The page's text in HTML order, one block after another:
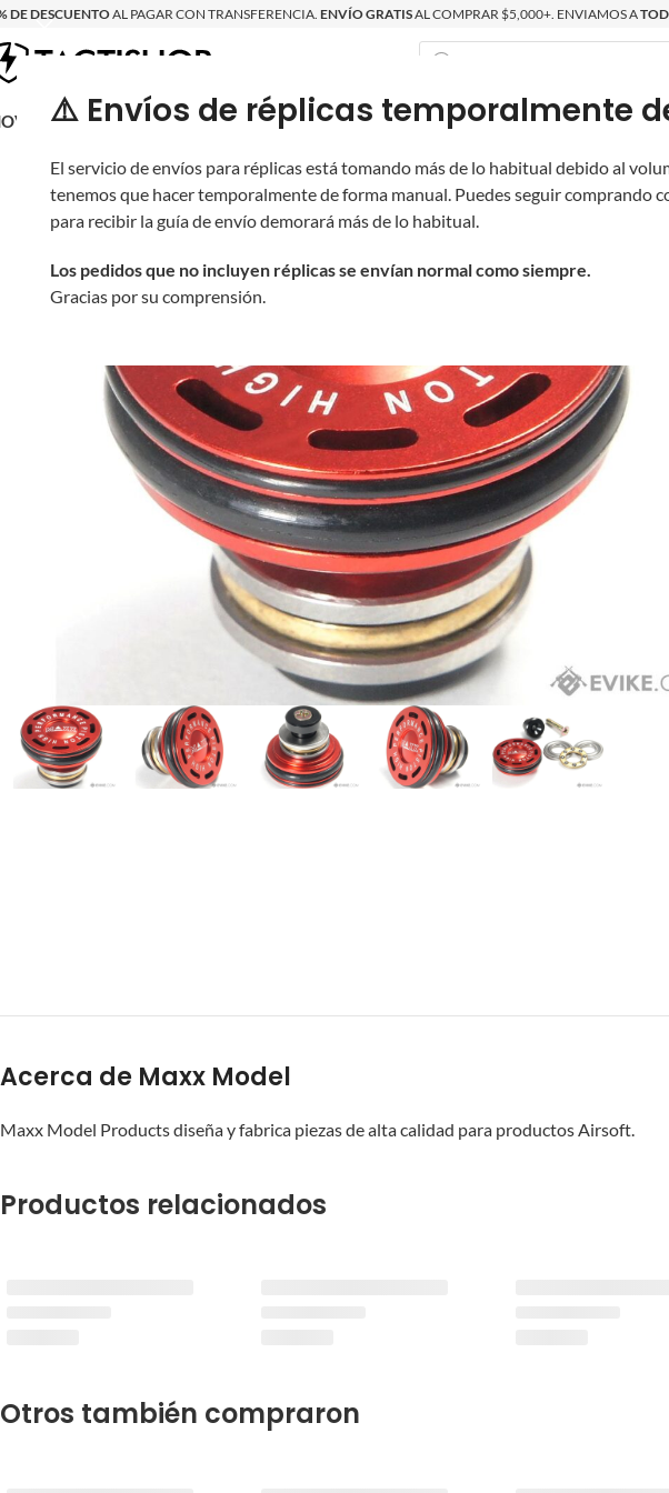
⚠️ Envíos de réplicas temporalmente
El servicio de envíos para réplicas está tomando más de lo habitual debido al
tenemos que hacer temporalmente de forma manual. Puedes seguir comprando
para recibir la guía de envío demorará más de lo habitual.
Los pedidos que no incluyen réplicas se envían normal como siempre.
Gracias por su comprensión.
DE DESCUENTOAL PAGAR CON TRANSFERENCIA. ENVÍO GRATISAL COMPRAR $5,000+. ENVIAMOS A
RÉPLICASPARTES Y ACCESORIOSEQUIPOPRODUCTOS NUEVOS
Acerca de Maxx Model
Maxx Model Products diseña y fabrica piezas de alta calidad para productos Airsoft.
Productos relacionados
Otros también compraron